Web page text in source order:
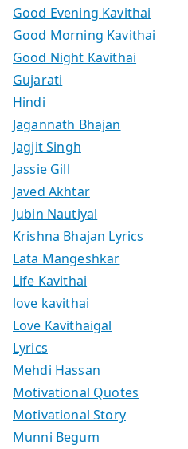
Good Evening Kavithai
Good Morning Kavithai
Good Night Kavithai
Gujarati
Hindi
Jagannath Bhajan
Jagjit Singh
Jassie Gill
Javed Akhtar
Jubin Nautiyal
Krishna Bhajan Lyrics
Lata Mangeshkar
Life Kavithai
love kavithai
Love Kavithaigal
Lyrics
Mehdi Hassan
Motivational Quotes
Motivational Story
Munni Begum